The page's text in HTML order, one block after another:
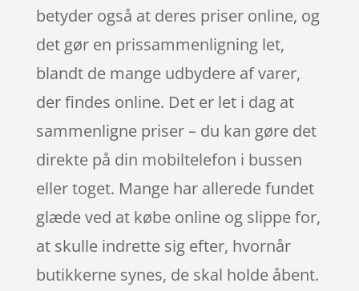
betyder også at deres priser online, og
det gør en prissammenligning let,
blandt de mange udbydere af varer,
der findes online. Det er let i dag at
sammenligne priser – du kan gøre det
direkte på din mobiltelefon i bussen
eller toget. Mange har allerede fundet
glæde ved at købe online og slippe for,
at skulle indrette sig efter, hvornår
butikkerne synes, de skal holde åbent.